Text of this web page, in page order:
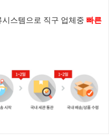
스템으로 직구 업체중 빠른